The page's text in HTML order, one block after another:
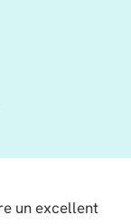
un excellent